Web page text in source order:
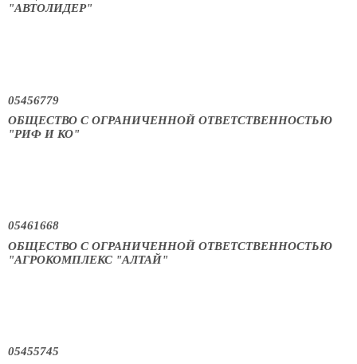
"АВТОЛИДЕР"
05456779
ОБЩЕСТВО С ОГРАНИЧЕННОЙ ОТВЕТСТВЕННОСТЬЮ
"РИФ И КО"
05461668
ОБЩЕСТВО С ОГРАНИЧЕННОЙ ОТВЕТСТВЕННОСТЬЮ
"АГРОКОМПЛЕКС "АЛТАЙ"
05455745